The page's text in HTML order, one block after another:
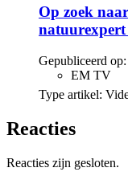
Op zoek
Gepubliceerd op:
EM TV
Type artikel:
Reacties
Reacties zijn gesloten.